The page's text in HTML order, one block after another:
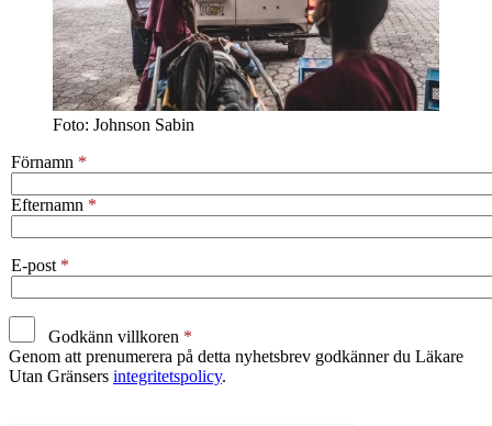
Foto: Johnson Sabin
Förnamn
Efternamn
E-post
Godkänn villkoren
Genom att prenumerera på detta nyhetsbrev godkänner du Läkare
Utan Gränsers integritetspolicy.